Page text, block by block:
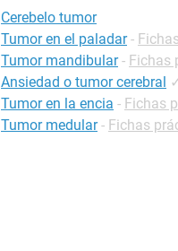
Cerebelo tumor
Tumor en el paladar -
Tumor mandibular - Fichas
Ansiedad o tumor cerebral ✓
Tumor en la encia - Fichas
Tumor medular - Fichas